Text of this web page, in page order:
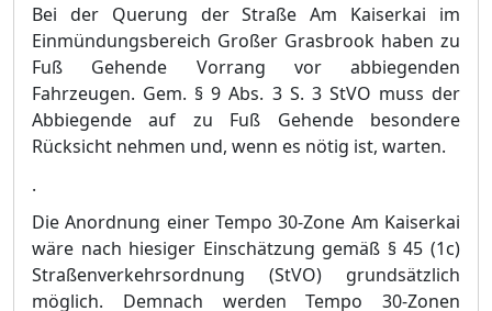
Bei der Querung der Straße Am Kaiserkai im
Einmündungsbereich Großer Grasbrook haben zu
Fuß Gehende Vorrang vor abbiegenden
Fahrzeugen. Gem. § 9 Abs. 3 S. 3 StVO muss der
Abbiegende auf zu Fuß Gehende besondere
Rücksicht nehmen und, wenn es nötig ist, warten.
.
Die Anordnung einer Tempo 30-Zone Am Kaiserkai
wäre nach hiesiger Einschätzung gemäß § 45 (1c)
Straßenverkehrsordnung (StVO) grundsätzlich
möglich. Demnach werden Tempo 30-Zonen